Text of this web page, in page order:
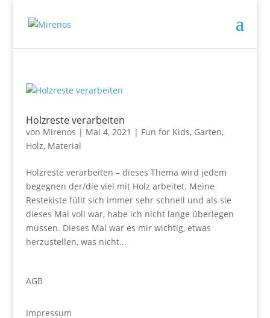
Holzreste verarbeiten
von Mirenos | Mai 4, 2021 | Fun for Kids, Garten,
Holz, Material
Holzreste verarbeiten – dieses Thema wird jedem
begegnen der/die viel mit Holz arbeitet. Meine
Restekiste füllt sich immer sehr schnell und als sie
dieses Mal voll war, habe ich nicht lange überlegen
müssen. Dieses Mal war es mir wichtig, etwas
herzustellen, was nicht...
AGB
Impressum